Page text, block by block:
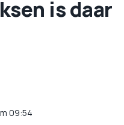
is daar
09:54